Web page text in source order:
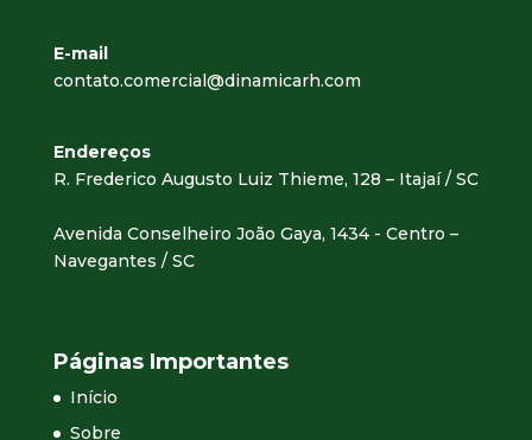
E-mail
contato.comercial@dinamicarh.com
Endereços
R. Frederico Augusto Luiz Thieme, 128 – Itajaí / SC
Avenida Conselheiro João Gaya, 1434 - Centro –
Navegantes / SC
Páginas Importantes
Início
Sobre